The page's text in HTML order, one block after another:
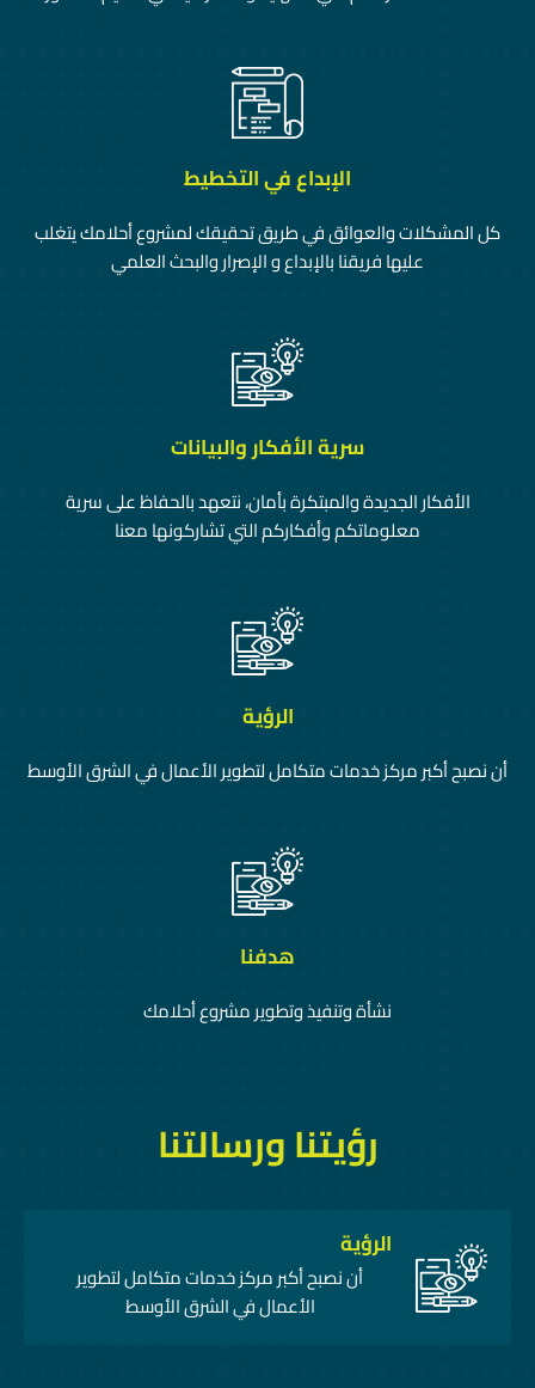
الإبداع في التخطيط
كل المشكلات والعوائق في طريق تحقيقك لمشروع أحلامك يتغلب
عليها فريقنا بالإبداع و الإصرار والبحث العلمي
سرية الأفكار والبيانات
الأفكار الجديدة والمبتكرة بأمان، نتعهد بالحفاظ على سرية
معلوماتكم وأفكاركم التي تشاركونها معنا
الرؤية
أن نصبح أكبر مركز خدمات متكامل لتطوير الأعمال في الشرق الأوسط
هدفنا
نشأة وتنفيذ وتطوير مشروع أحلامك
رؤيتنا ورسالتنا
الرؤية
أن نصبح أكبر مركز خدمات متكامل لتطوير
الأعمال في الشرق الأوسط